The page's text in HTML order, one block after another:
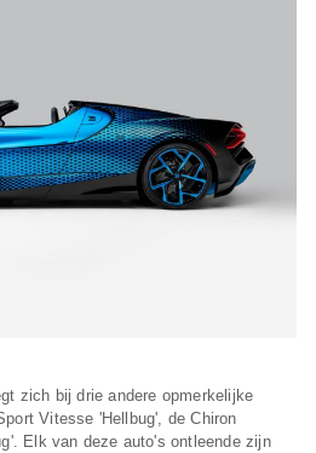
zich bij drie andere opmerkelijke
Vitesse 'Hellbug', de Chiron
Elk van deze auto's ontleende zijn